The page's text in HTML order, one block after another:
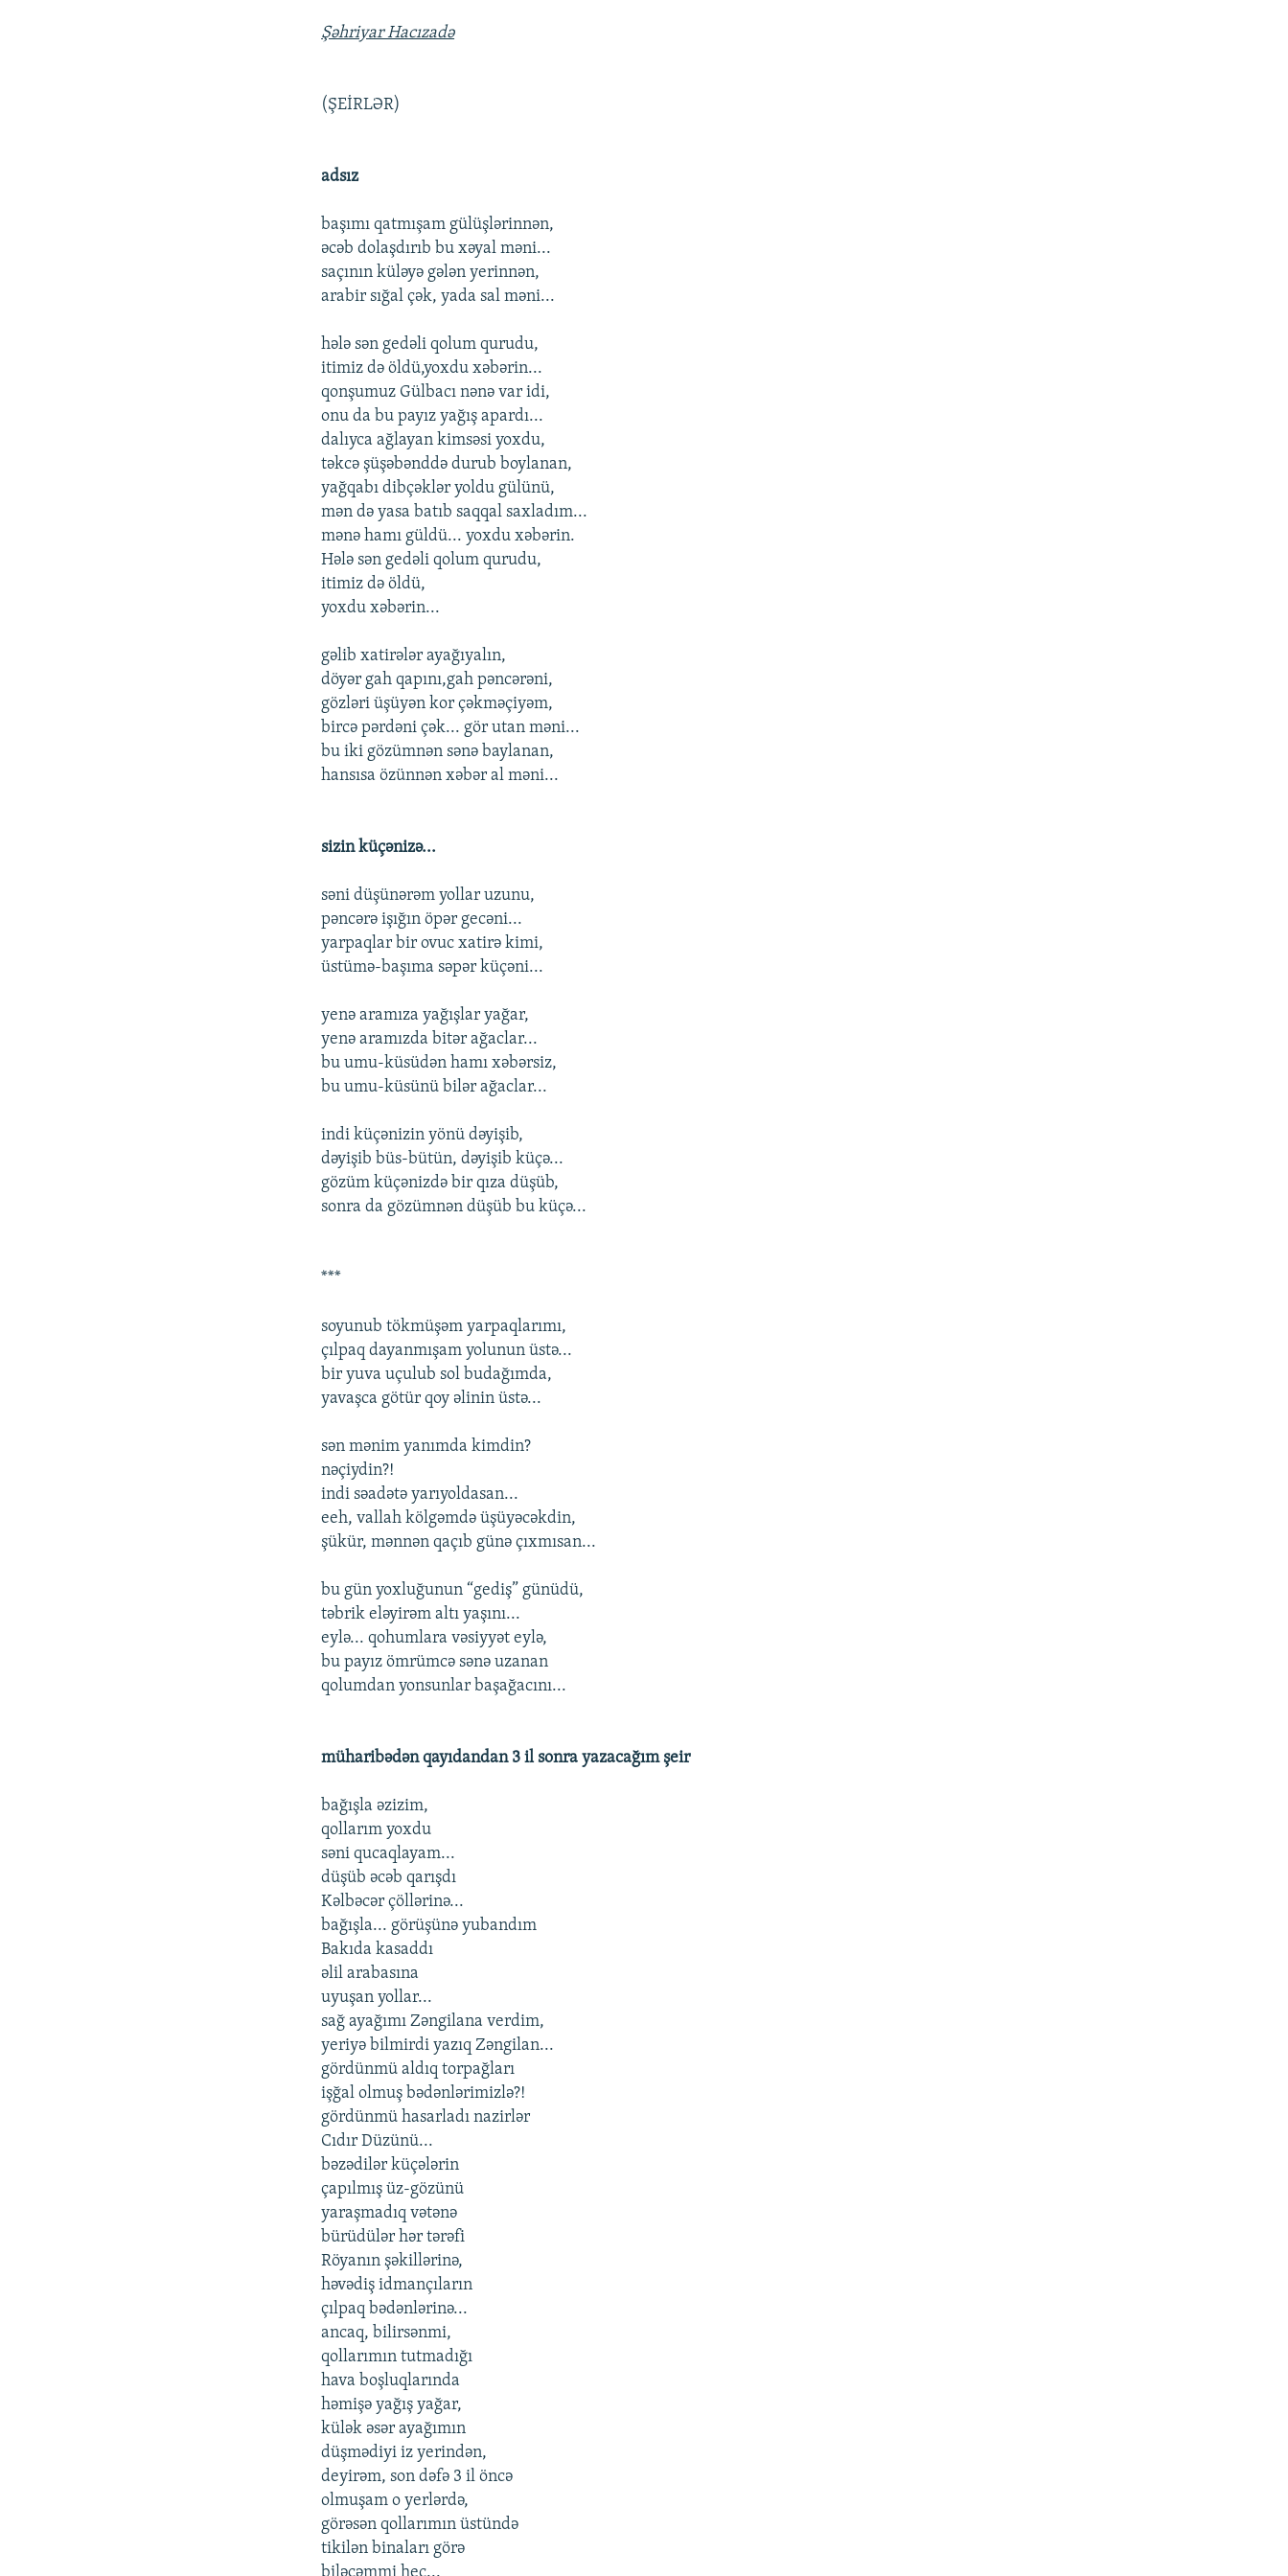
Şəhriyar Hacızadə
(ŞEİRLƏR)
adsız
başımı qatmışam gülüşlərinnən,
əcəb dolaşdırıb bu xəyal məni...
saçının küləyə gələn yerinnən,
arabir sığal çək, yada sal məni...
hələ sən gedəli qolum qurudu,
itimiz də öldü,yoxdu xəbərin...
qonşumuz Gülbacı nənə var idi,
onu da bu payız yağış apardı...
dalıyca ağlayan kimsəsi yoxdu,
təkcə şüşəbənddə durub boylanan,
yağqabı dibçəklər yoldu gülünü,
mən də yasa batıb saqqal saxladım...
mənə hamı güldü... yoxdu xəbərin.
Hələ sən gedəli qolum qurudu,
itimiz də öldü,
yoxdu xəbərin...
gəlib xatirələr ayağıyalın,
döyər gah qapını,gah pəncərəni,
gözləri üşüyən kor çəkməçiyəm,
bircə pərdəni çək... gör utan məni...
bu iki gözümnən sənə baylanan,
hansısa özünnən xəbər al məni...
sizin küçənizə...
səni düşünərəm yollar uzunu,
pəncərə işığın öpər gecəni...
yarpaqlar bir ovuc xatirə kimi,
üstümə-başıma səpər küçəni...
yenə aramıza yağışlar yağar,
yenə aramızda bitər ağaclar...
bu umu-küsüdən hamı xəbərsiz,
bu umu-küsünü bilər ağaclar...
indi küçənizin yönü dəyişib,
dəyişib büs-bütün, dəyişib küçə...
gözüm küçənizdə bir qıza düşüb,
sonra da gözümnən düşüb bu küçə...
***
soyunub tökmüşəm yarpaqlarımı,
çılpaq dayanmışam yolunun üstə...
bir yuva uçulub sol budağımda,
yavaşca götür qoy əlinin üstə...
sən mənim yanımda kimdin?
nəçiydin?!
indi səadətə yarıyoldasan...
eeh, vallah kölgəmdə üşüyəcəkdin,
şükür, mənnən qaçıb günə çıxmısan...
bu gün yoxluğunun “gediş” günüdü,
təbrik eləyirəm altı yaşını...
eylə... qohumlara vəsiyyət eylə,
bu payız ömrümcə sənə uzanan
qolumdan yonsunlar başağacını...
müharibədən qayıdandan 3 il sonra yazacağım şeir
bağışla əzizim,
qollarım yoxdu
səni qucaqlayam...
düşüb əcəb qarışdı
Kəlbəcər çöllərinə...
bağışla... görüşünə yubandım
Bakıda kasaddı
əlil arabasına
uyuşan yollar...
sağ ayağımı Zəngilana verdim,
yeriyə bilmirdi yazıq Zəngilan...
gördünmü aldıq torpağları
işğal olmuş bədənlərimizlə?!
gördünmü hasarladı nazirlər
Cıdır Düzünü...
bəzədilər küçələrin
çapılmış üz-gözünü
yaraşmadıq vətənə
bürüdülər hər tərəfi
Röyanın şəkillərinə,
həvədiş idmançıların
çılpaq bədənlərinə...
ancaq, bilirsənmi,
qollarımın tutmadığı
hava boşluqlarında
həmişə yağış yağar,
külək əsər ayağımın
düşmədiyi iz yerindən,
deyirəm, son dəfə 3 il öncə
olmuşam o yerlərdə,
görəsən qollarımın üstündə
tikilən binaları görə